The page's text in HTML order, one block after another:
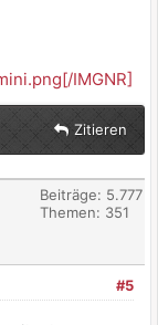
IMGNR]
Zitieren
Beiträge: 5.777
Themen: 351
#5